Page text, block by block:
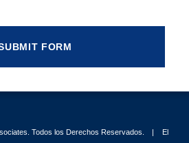
. Todos los Derechos Reservados. El